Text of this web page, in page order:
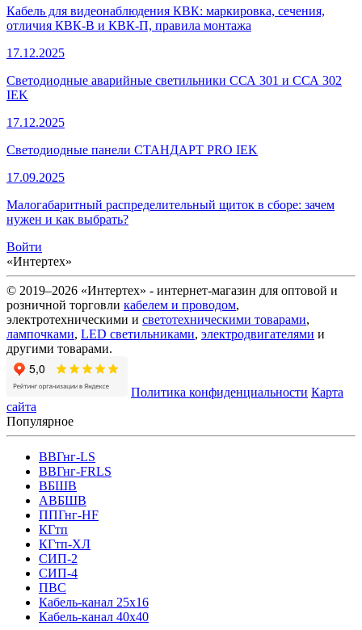
Кабель для видеонаблюдения КВК: маркировка, сечения,
отличия КВК-В и КВК-П, правила монтажа
17.12.2025
Светодиодные аварийные светильники ССА 301 и ССА 302
IEK
17.12.2025
Светодиодные панели СТАНДАРТ PRO IEK
17.09.2025
Малогабаритный распределительный щиток в сборе: зачем
нужен и как выбрать?
Войти
«Интертех»
© 2019–2026 «Интертех» - интернет-магазин для оптовой и
розничной торговли кабелем и проводом,
электротехническими и светотехническими товарами,
лампочками, LED светильниками, электродвигателями и
другими товарами.
Политика конфиденциальности Карта
сайта
Популярное
ВВГнг-LS
ВВГнг-FRLS
ВБШВ
АВБШВ
ППГнг-HF
КГтп
КГтп-ХЛ
СИП-2
СИП-4
ПВС
Кабель-канал 25х16
Кабель-канал 40х40